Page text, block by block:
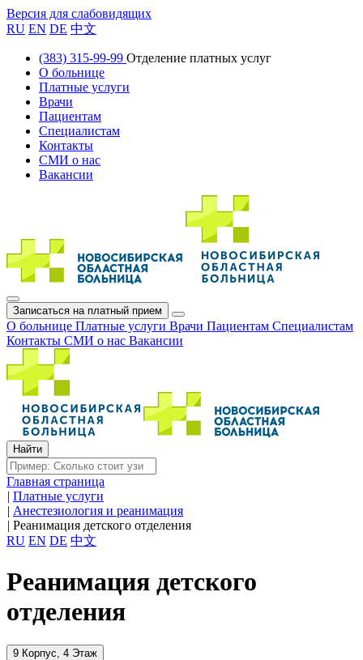
Версия для слабовидящих
RU EN DE 中文
(383) 315-99-99 Отделение платных услуг
О больнице
Платные услуги
Врачи
Пациентам
Специалистам
Контакты
СМИ о нас
Вакансии
Записаться на платный прием
О больнице Платные услуги Врачи Пациентам Специалистам
Контакты СМИ о нас Вакансии
Главная страница
| Платные услуги
| Анестезиология и реанимация
| Реанимация детского отделения
RU EN DE 中文
Реанимация детского
отделения
9 Корпус, 4 Этаж